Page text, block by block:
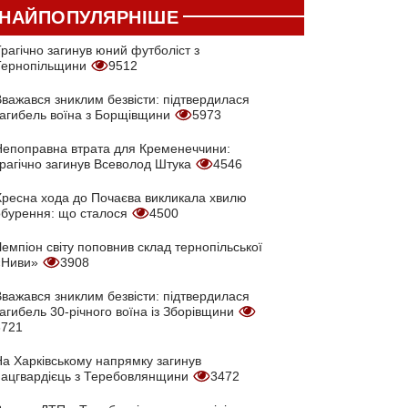
НАЙПОПУЛЯРНІШЕ
загинув юний футболіст з
9512
зниклим безвісти: підтвердилася
воїна з Борщівщини
5973
втрата для Кременеччини:
загинув Всеволод Штука
4546
хода до Почаєва викликала хвилю
що сталося
4500
світу поповнив склад тернопільської
3908
зниклим безвісти: підтвердилася
30-річного воїна із Зборівщини
Харківському напрямку загинув
з Теребовлянщини
3472